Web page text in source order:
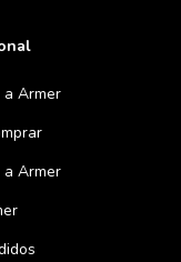
a Armer
a Armer